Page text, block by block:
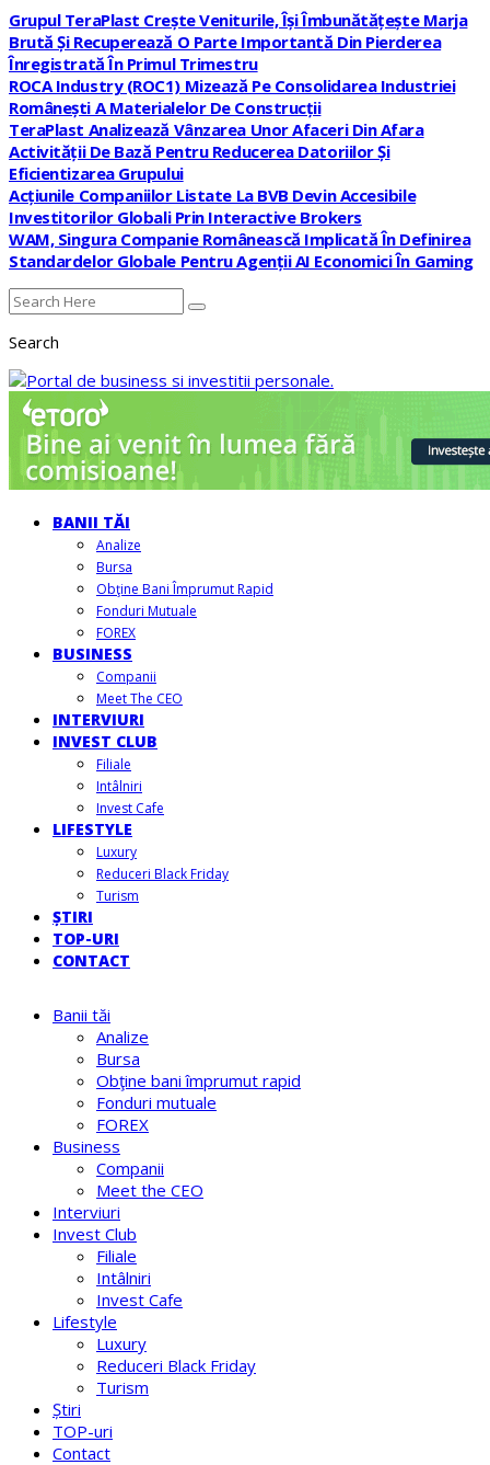
Grupul TeraPlast Crește Veniturile, Își Îmbunătățește Marja
Brută Și Recuperează O Parte Importantă Din Pierderea
Înregistrată În Primul Trimestru
ROCA Industry (ROC1) Mizează Pe Consolidarea Industriei
Românești A Materialelor De Construcții
TeraPlast Analizează Vânzarea Unor Afaceri Din Afara
Activității De Bază Pentru Reducerea Datoriilor Și
Eficientizarea Grupului
Acțiunile Companiilor Listate La BVB Devin Accesibile
Investitorilor Globali Prin Interactive Brokers
WAM, Singura Companie Românească Implicată În Definirea
Standardelor Globale Pentru Agenții AI Economici În Gaming
Search
BANII TĂI
Analize
Bursa
Obţine Bani Împrumut Rapid
Fonduri Mutuale
FOREX
BUSINESS
Companii
Meet The CEO
INTERVIURI
INVEST CLUB
Filiale
Intâlniri
Invest Cafe
LIFESTYLE
Luxury
Reduceri Black Friday
Turism
ȘTIRI
TOP-URI
CONTACT
Banii tăi
Analize
Bursa
Obţine bani împrumut rapid
Fonduri mutuale
FOREX
Business
Companii
Meet the CEO
Interviuri
Invest Club
Filiale
Intâlniri
Invest Cafe
Lifestyle
Luxury
Reduceri Black Friday
Turism
Știri
TOP-uri
Contact